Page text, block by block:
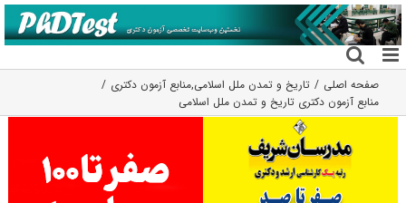
رفتن
به
محتوا
صفحه اصلی تاریخ و تمدن ملل اسلامی,منابع آزمون دکتری
منابع آزمون دکتری تاریخ و تمدن ملل اسلامی